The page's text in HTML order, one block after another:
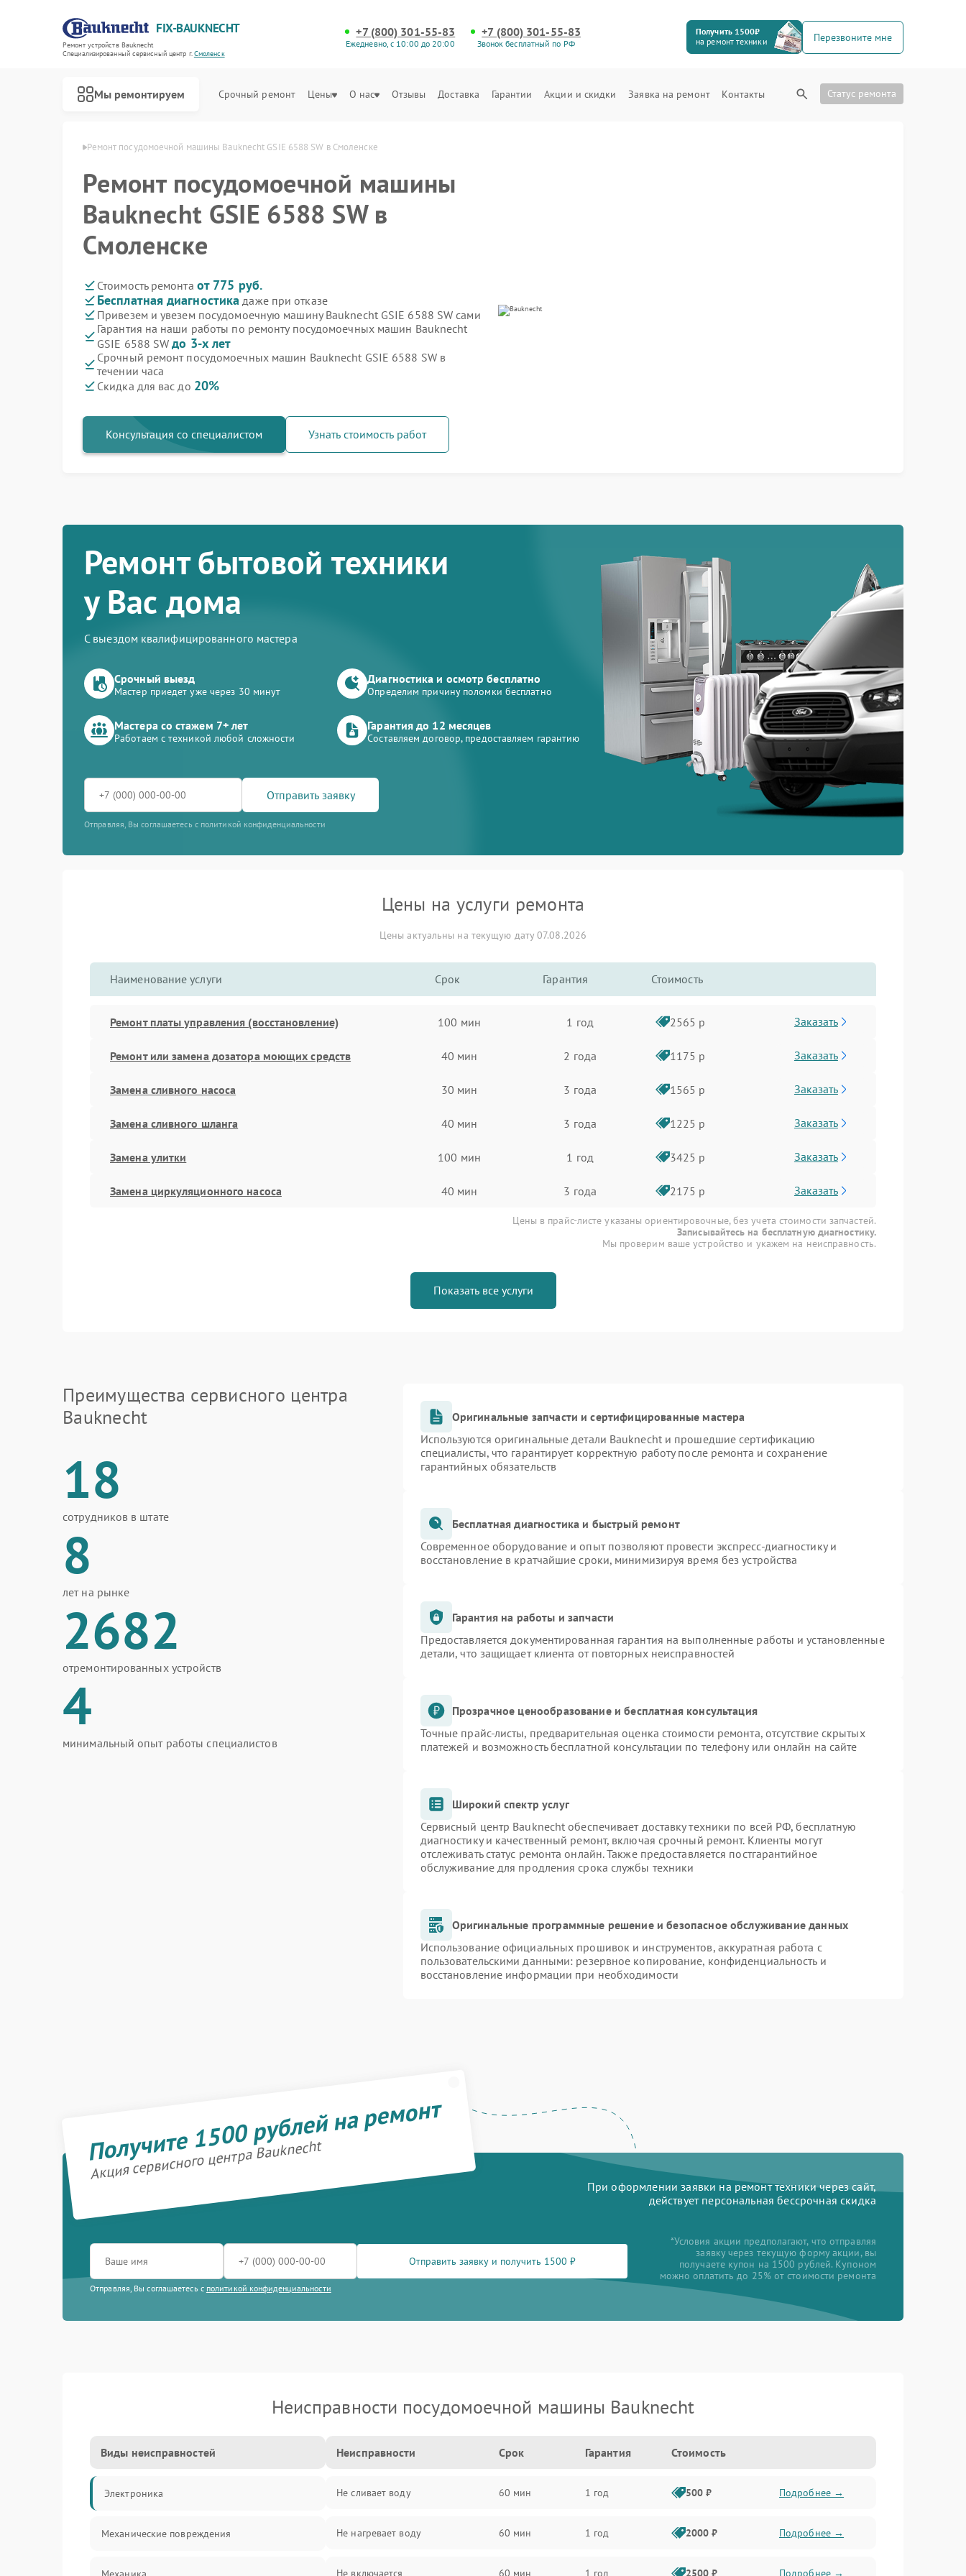
FIX-BAUKNECHT
Ремонт устройств Bauknecht
Специализированный cервисный центр г.Смоленск
+7 (800) 301-55-83
Ежедневно, с 10:00 до 20:00
+7 (800) 301-55-83
Звонок бесплатный по РФ
Получить 1500₽
на ремонт техники
Перезвоните мне
Мы ремонтируем Срочный ремонт Цены О нас Отзывы Доставка Гарантии Акции и скидки Заявка на ремонт Контакты Статус ремонта
Ремонт посудомоечной машины Bauknecht GSIE 6588 SW в Смоленске
Ремонт посудомоечной машины
Bauknecht GSIE 6588 SW в
Смоленске
Стоимость ремонта от 775 руб.
Бесплатная диагностика даже при отказе
Привезем и увезем посудомоечную машину Bauknecht GSIE 6588 SW сами
Гарантия на наши работы по ремонту посудомоечных машин Bauknecht
GSIE 6588 SWдо 3-х лет
Срочный ремонт посудомоечных машин Bauknecht GSIE 6588 SW в
течении часа
Скидка для вас до 20%
Консультация со специалистом Узнать стоимость работ
Ремонт бытовой техники
у Вас дома
С выездом квалифицированного мастера
Срочный выезд
Мастер приедет уже через 30 минут
Диагностика и осмотр бесплатно
Определим причину поломки бесплатно
Мастера со стажем 7+ лет
Работаем с техникой любой сложности
Гарантия до 12 месяцев
Составляем договор, предоставляем гарантию
Отправить заявку
Отправляя, Вы соглашаетесь с политикой конфиденциальности
Цены на услуги ремонта
Цены актуальны на текущую дату 07.08.2026
Наименование услуги Срок Гарантия Стоимость
Ремонт платы управления (восстановление) 100 мин 1 год 2565 р Заказать
Ремонт или замена дозатора моющих средств 40 мин 2 года 1175 р Заказать
Замена сливного насоса 30 мин 3 года 1565 р Заказать
Замена сливного шланга 40 мин 3 года 1225 р Заказать
Замена улитки 100 мин 1 год 3425 р Заказать
Замена циркуляционного насоса 40 мин 3 года 2175 р Заказать
Цены в прайс-листе указаны ориентировочные, без учета стоимости запчастей.
Записывайтесь на бесплатную диагностику.
Мы проверим ваше устройство и укажем на неисправность.
Показать все услуги
Преимущества сервисного центра
Bauknecht
18
сотрудников в штате
8
лет на рынке
2682
отремонтированных устройств
4
минимальный опыт работы специалистов
Оригинальные запчасти и сертифицированные мастера
Используются оригинальные детали Bauknecht и прошедшие сертификацию
специалисты, что гарантирует корректную работу после ремонта и сохранение
гарантийных обязательств
Бесплатная диагностика и быстрый ремонт
Современное оборудование и опыт позволяют провести экспресс-диагностику и
восстановление в кратчайшие сроки, минимизируя время без устройства
Гарантия на работы и запчасти
Предоставляется документированная гарантия на выполненные работы и установленные
детали, что защищает клиента от повторных неисправностей
Прозрачное ценообразование и бесплатная консультация
Точные прайс-листы, предварительная оценка стоимости ремонта, отсутствие скрытых
платежей и возможность бесплатной консультации по телефону или онлайн на сайте
Широкий спектр услуг
Сервисный центр Bauknecht обеспечивает доставку техники по всей РФ, бесплатную
диагностику и качественный ремонт, включая срочный ремонт. Клиенты могут
отслеживать статус ремонта онлайн. Также предоставляется постгарантийное
обслуживание для продления срока службы техники
Оригинальные программные решение и безопасное обслуживание данных
Использование официальных прошивок и инструментов, аккуратная работа с
пользовательскими данными: резервное копирование, конфиденциальность и
восстановление информации при необходимости
Получите 1500 рублей на ремонт
Акция сервисного центра Bauknecht
При оформлении заявки на ремонт техники через сайт,
действует персональная бессрочная скидка
Отправить заявку и получить 1500 ₽
Отправляя, Вы соглашаетесь с политикой конфиденциальности
*Условия акции предполагают, что отправляя
заявку через текущую форму акции, вы
получаете купон на 1500 рублей. Купоном
можно оплатить до 25% от стоимости ремонта
Неисправности посудомоечной машины Bauknecht
Виды неисправностей
Электроника
Механические повреждения
Неисправности Срок Гарантия Стоимость
Не сливает воду 60 мин 1 год 500 ₽ Подробнее →
Не нагревает воду 60 мин 1 год 2000 ₽ Подробнее →
Не включается 60 мин 1 год 2500 ₽ Подробнее →